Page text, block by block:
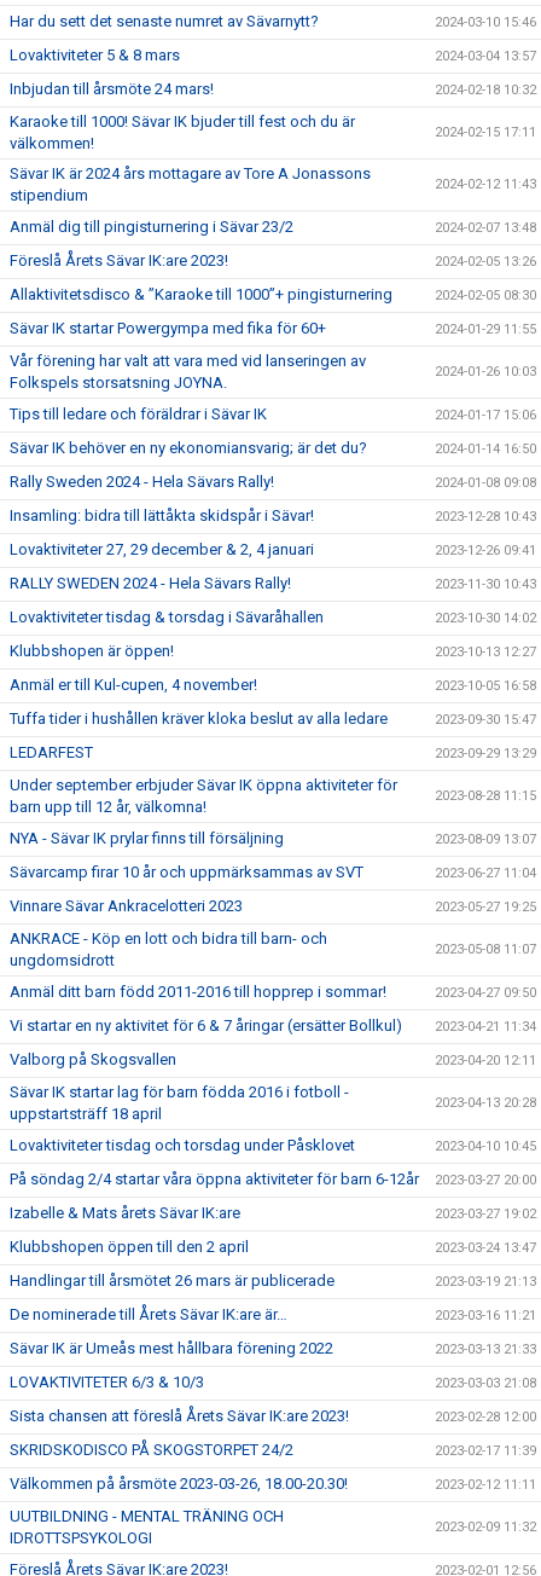
Har du sett det senaste numret av Sävarnytt? 2024-03-10 15:46
Lovaktiviteter 5 & 8 mars 2024-03-04 13:57
Inbjudan till årsmöte 24 mars! 2024-02-18 10:32
Karaoke till 1000! Sävar IK bjuder till fest och du är
välkommen!
2024-02-15 17:11
Sävar IK är 2024 års mottagare av Tore A Jonassons
stipendium
2024-02-12 11:43
Anmäl dig till pingisturnering i Sävar 23/2 2024-02-07 13:48
Föreslå Årets Sävar IK:are 2023! 2024-02-05 13:26
Allaktivitetsdisco & ”Karaoke till 1000”+ pingisturnering 2024-02-05 08:30
Sävar IK startar Powergympa med fika för 60+ 2024-01-29 11:55
Vår förening har valt att vara med vid lanseringen av
Folkspels storsatsning JOYNA.
2024-01-26 10:03
Tips till ledare och föräldrar i Sävar IK 2024-01-17 15:06
Sävar IK behöver en ny ekonomiansvarig; är det du? 2024-01-14 16:50
Rally Sweden 2024 - Hela Sävars Rally! 2024-01-08 09:08
Insamling: bidra till lättåkta skidspår i Sävar! 2023-12-28 10:43
Lovaktiviteter 27, 29 december & 2, 4 januari 2023-12-26 09:41
RALLY SWEDEN 2024 - Hela Sävars Rally! 2023-11-30 10:43
Lovaktiviteter tisdag & torsdag i Sävaråhallen 2023-10-30 14:02
Klubbshopen är öppen! 2023-10-13 12:27
Anmäl er till Kul-cupen, 4 november! 2023-10-05 16:58
Tuffa tider i hushållen kräver kloka beslut av alla ledare 2023-09-30 15:47
LEDARFEST 2023-09-29 13:29
Under september erbjuder Sävar IK öppna aktiviteter för
barn upp till 12 år, välkomna!
2023-08-28 11:15
NYA - Sävar IK prylar finns till försäljning 2023-08-09 13:07
Sävarcamp firar 10 år och uppmärksammas av SVT 2023-06-27 11:04
Vinnare Sävar Ankracelotteri 2023 2023-05-27 19:25
ANKRACE - Köp en lott och bidra till barn- och
ungdomsidrott
2023-05-08 11:07
Anmäl ditt barn född 2011-2016 till hopprep i sommar! 2023-04-27 09:50
Vi startar en ny aktivitet för 6 & 7 åringar (ersätter Bollkul) 2023-04-21 11:34
Valborg på Skogsvallen 2023-04-20 12:11
Sävar IK startar lag för barn födda 2016 i fotboll -
uppstartsträff 18 april
2023-04-13 20:28
Lovaktiviteter tisdag och torsdag under Påsklovet 2023-04-10 10:45
På söndag 2/4 startar våra öppna aktiviteter för barn 6-12år 2023-03-27 20:00
Izabelle & Mats årets Sävar IK:are 2023-03-27 19:02
Klubbshopen öppen till den 2 april 2023-03-24 13:47
Handlingar till årsmötet 26 mars är publicerade 2023-03-19 21:13
De nominerade till Årets Sävar IK:are är… 2023-03-16 11:21
Sävar IK är Umeås mest hållbara förening 2022 2023-03-13 21:33
LOVAKTIVITETER 6/3 & 10/3 2023-03-03 21:08
Sista chansen att föreslå Årets Sävar IK:are 2023! 2023-02-28 12:00
SKRIDSKODISCO PÅ SKOGSTORPET 24/2 2023-02-17 11:39
Välkommen på årsmöte 2023-03-26, 18.00-20.30! 2023-02-12 11:11
UUTBILDNING - MENTAL TRÄNING OCH
IDROTTSPSYKOLOGI
2023-02-09 11:32
Föreslå Årets Sävar IK:are 2023! 2023-02-01 12:56